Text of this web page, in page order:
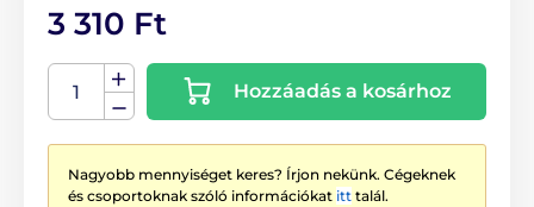
3 310 Ft
Hozzáadás a kosárhoz
Nagyobb mennyiséget keres? Írjon nekünk. Cégeknek
és csoportoknak szóló információkat itt talál.